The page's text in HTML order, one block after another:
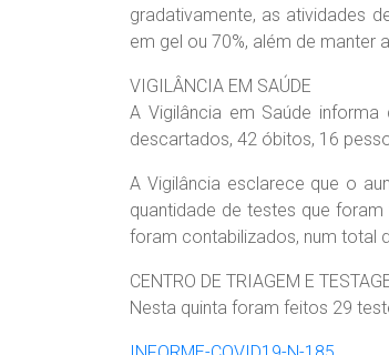
gradativamente, as atividades
em gel ou 70%, além de manter
VIGILÂNCIA EM SAÚDE
A Vigilância em Saúde
descartados, 42 óbitos, 16
A Vigilância esclarece que o
quantidade de testes que
foram contabilizados, num total
CENTRO DE TRIAGEM E
Nesta quinta foram feitos 29